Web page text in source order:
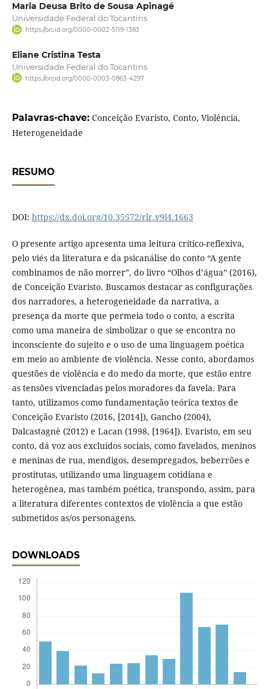
Maria Deusa Brito de Sousa Apinagé
Universidade Federal do Tocantins
https://orcid.org/0000-0002-5119-1383
Eliane Cristina Testa
Universidade Federal do Tocantins
https://orcid.org/0000-0003-0863-4297
Palavras-chave: Conceição Evaristo, Conto, Violência,
Heterogeneidade
RESUMO
DOI: https://dx.doi.org/10.35572/rlr.v9i4.1663
O presente artigo apresenta uma leitura crítico-reflexiva,
pelo viés da literatura e da psicanálise do conto “A gente
combinamos de não morrer”, do livro “Olhos d’água” (2016),
de Conceição Evaristo. Buscamos destacar as configurações
dos narradores, a heterogeneidade da narrativa, a
presença da morte que permeia todo o conto, a escrita
como uma maneira de simbolizar o que se encontra no
inconsciente do sujeito e o uso de uma linguagem poética
em meio ao ambiente de violência. Nesse conto, abordamos
questões de violência e do medo da morte, que estão entre
as tensões vivenciadas pelos moradores da favela. Para
tanto, utilizamos como fundamentação teórica textos de
Conceição Evaristo (2016, [2014]), Gancho (2004),
Dalcastagnè (2012) e Lacan (1998, [1964]). Evaristo, em seu
conto, dá voz aos excluídos sociais, como favelados, meninos
e meninas de rua, mendigos, desempregados, beberrões e
prostitutas, utilizando uma linguagem cotidiana e
heterogênea, mas também poética, transpondo, assim, para
a literatura diferentes contextos de violência a que estão
submetidos as/os personagens.
DOWNLOADS